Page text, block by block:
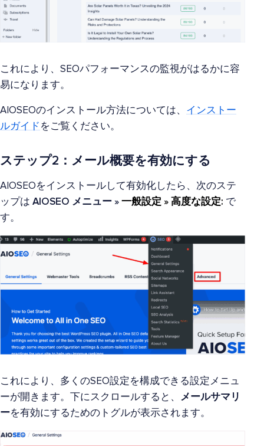
これにより、SEOパフォーマンスの監視がはるかに容
易になります。
AIOSEOのインストール方法については、 インストー
ルガイド をご覧ください。
ステップ2：メール概要を有効にする
AIOSEOをインストールして有効化したら、次のステ
ップは AIOSEO メニュー » 一般設定 » 高度な設定: で
す。
これにより、多くのSEO設定を構成できる設定メニュ
ーが開きます。下にスクロールすると、 メールサマリ
ーを有効にするためのトグルが表示されます。